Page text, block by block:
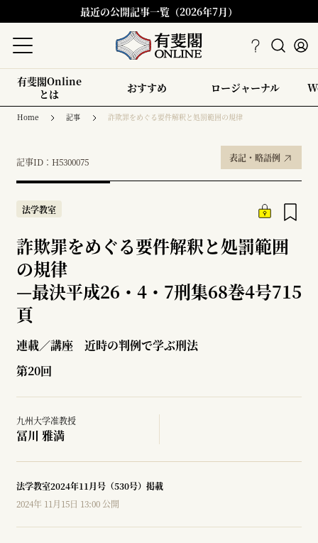
最近の公開記事一覧（2026年7月）
有斐閣Online
とは
おすすめ ロージャーナル
Home 記事 詐欺罪をめぐる要件解釈と処罰範囲の規律
記事ID：H5300075 表記・略語例
法学教室
詐欺罪をめぐる要件解釈と処罰範囲
の規律
—最決平成26・4・7刑集68巻4号715
頁
連載／講座 近時の判例で学ぶ刑法
第20回
九州大学准教授
冨川 雅満
法学教室2024年11月号（530号）掲載
2024年 11月15日 13:00 公開